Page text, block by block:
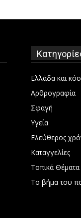
Ελλάδα και
Αρθρογραφία
Σφαγή
Υγεία
Ελεύθερος
Καταγγελίες
Τοπικά Θέματα
Το βήμα του